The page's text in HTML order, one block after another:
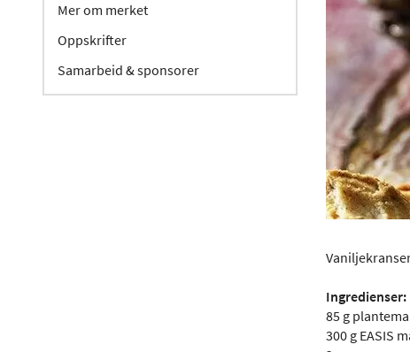
Mer om merket
Oppskrifter
Samarbeid & sponsorer
Ingredienser:
85 g
300 g EASIS